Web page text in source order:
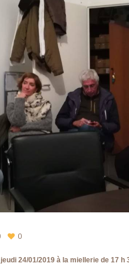
0
24/01/2019 à la miellerie de 17